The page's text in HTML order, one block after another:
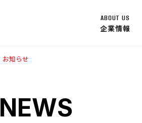
ABOUT US
企業情報
お知らせ
NEWS